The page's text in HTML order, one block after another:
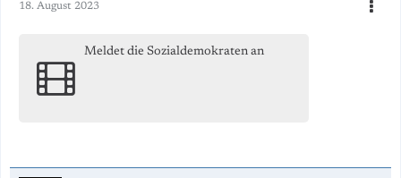
18. August 2023
Meldet die Sozialdemokraten an